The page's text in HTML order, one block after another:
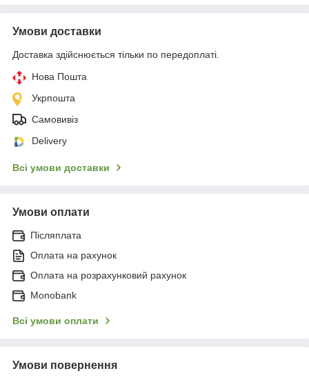
Умови доставки
Доставка здійснюється тільки по передоплаті.
Нова Пошта
Укрпошта
Самовивіз
Delivery
Всі умови доставки
Умови оплати
Післяплата
Оплата на рахунок
Оплата на розрахунковий рахунок
Monobank
Всі умови оплати
Умови повернення